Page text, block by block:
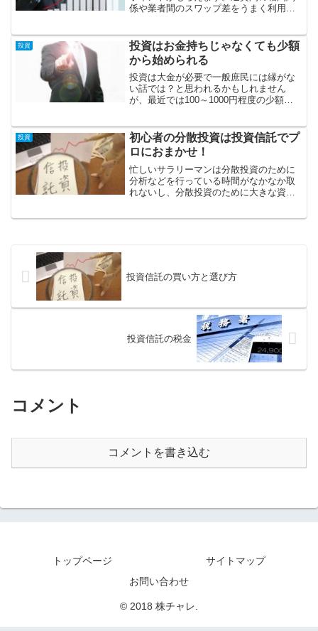
係や業者間のスワップ差をうまく利用す
していける程の収入を得ることができる
でしょうか。
投資
投資はお金持ちじゃなくても少額
から始められる
投資は大金が必要で一般庶民には縁がな
い話では？と思われるかもしれません
が、最近では100～1000円程度の少額か
す。
投資
初心者の分散投資は投資信託でプ
ロにおまかせ！
忙しいサラリーマンは分散投資のために
分析などを行っている時間がなかなか取
れないし、分散投資のために大きな資金
投資信託の買い方と選び方
投資信託の税金
コメント
コメントを書き込む
トップページ
サイトマップ
お問い合わせ
© 2018 株チャレ.